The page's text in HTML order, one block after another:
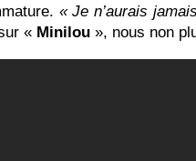
« Je n’aurais
« Minilou », nous non